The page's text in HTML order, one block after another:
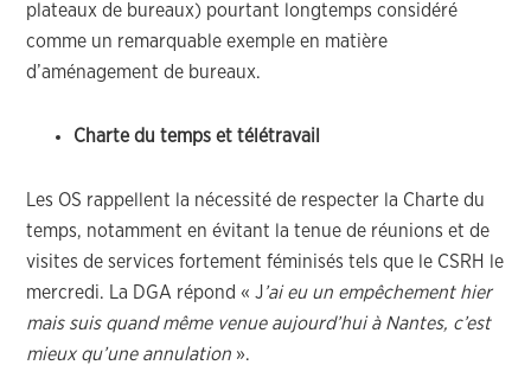
plateaux de bureaux) pourtant longtemps considéré
comme un remarquable exemple en matière
d’aménagement de bureaux.
Charte du temps et télétravail
Les OS rappellent la nécessité de respecter la Charte du
temps, notamment en évitant la tenue de réunions et de
visites de services fortement féminisés tels que le CSRH le
mercredi. La DGA répond « J’ai eu un empêchement hier
mais suis quand même venue aujourd’hui à Nantes, c’est
mieux qu’une annulation ».